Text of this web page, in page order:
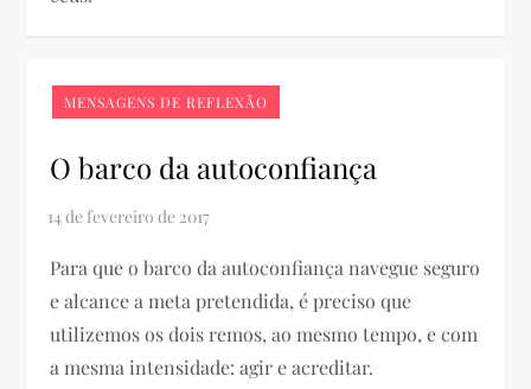
MENSAGENS DE REFLEXÃO
O barco da autoconfiança
Para que o barco da autoconfiança navegue seguro
e alcance a meta pretendida, é preciso que
utilizemos os dois remos, ao mesmo tempo, e com
a mesma intensidade: agir e acreditar.